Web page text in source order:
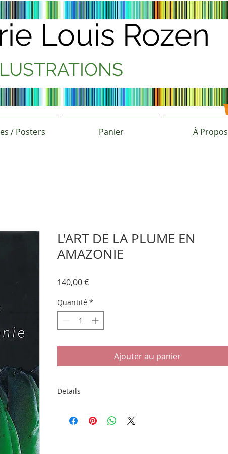
Louis Rozen
/ Posters Panier À Propos
L'ART DE LA PLUME EN
AMAZONIE
140,00 €Prix
Quantité *
Ajouter au panier
Details
Somogy & Mona Bismarck, Paris. 2001. in-4 carré,